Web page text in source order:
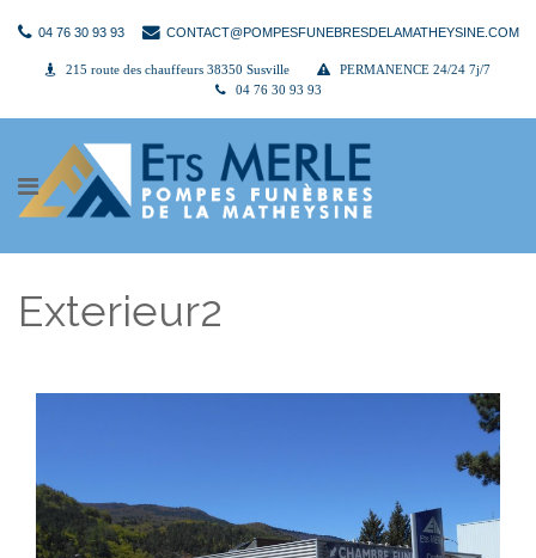
04 76 30 93 93 CONTACT@POMPESFUNEBRESDELAMATHEYSINE.COM
215 route des chauffeurs 38350 Susville
PERMANENCE 24/24 7j/7
04 76 30 93 93
Exterieur2